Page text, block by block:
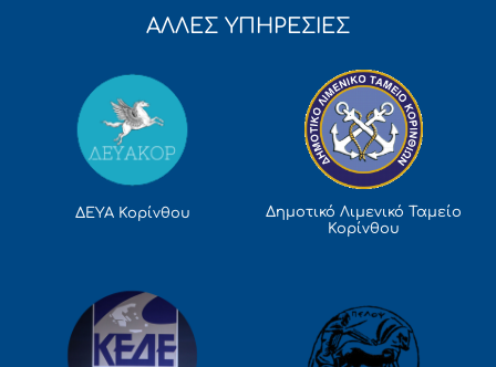
ΑΛΛΕΣ ΥΠΗΡΕΣΙΕΣ
ΔΕΥΑ Κορίνθου
Δημοτικό Λιμενικό Ταμείο
Κορίνθου